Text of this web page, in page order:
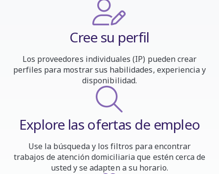
Cree su perfil
Los proveedores individuales (IP) pueden crear
perfiles para mostrar sus habilidades, experiencia y
disponibilidad.
Explore las ofertas de empleo
Use la búsqueda y los filtros para encontrar
trabajos de atención domiciliaria que estén cerca de
usted y se adapten a su horario.